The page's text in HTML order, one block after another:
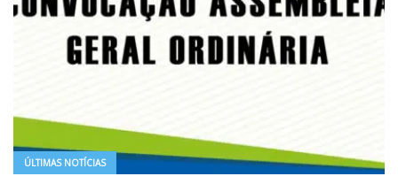
ÚLTIMAS NOTÍCIAS